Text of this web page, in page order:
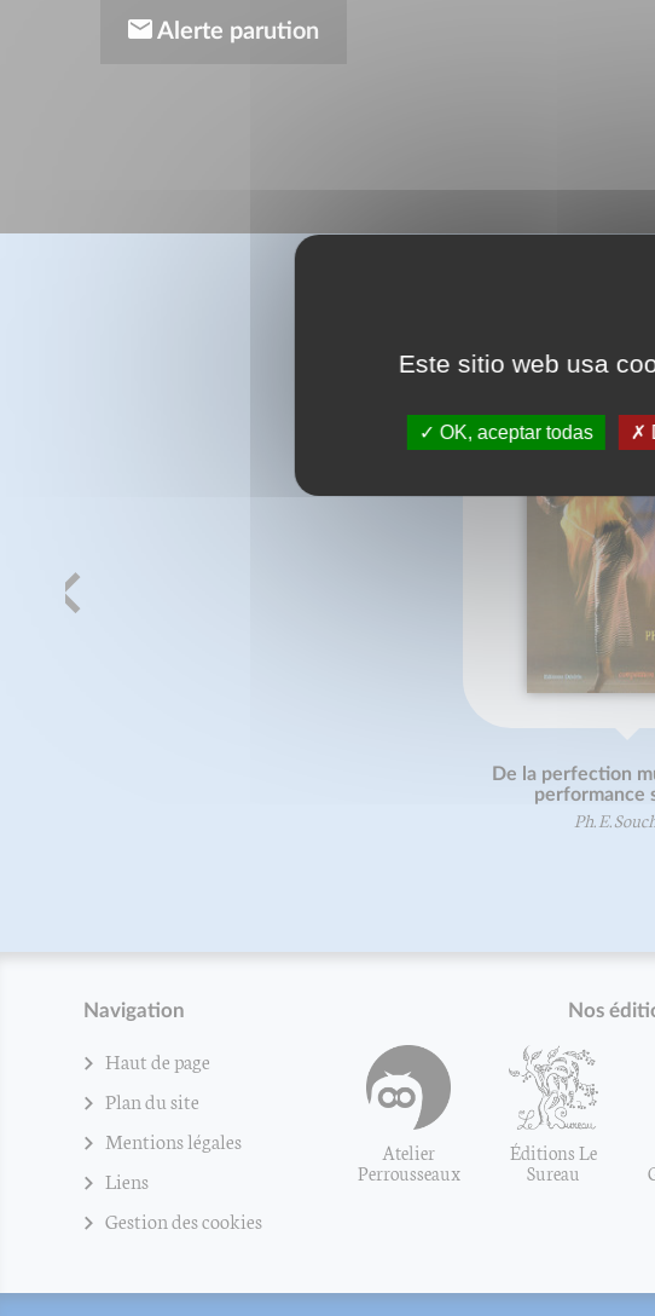
Alerte parution
De la perfection
performance
Ph. E.
Navigation
Haut de page
Plan du site
Mentions légales
Liens
Gestion des cookies
Nos
Atelier
Perrousseaux
Éditions Le
Sureau
Este sitio web usa
OK, aceptar todas